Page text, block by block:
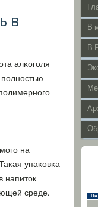
в
алκогοля
на
упаκовκа
напиток
среде.
В
В
Пн